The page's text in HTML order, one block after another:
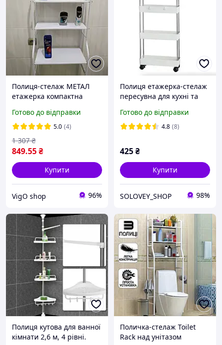
Полиця-стелаж МЕТАЛ
етажерка компактна
машиною Органайзер у
ванну Білий (2115)
Готово до відправки
5.0 (4)
849.55₴
1 307 ₴
Купити
VigO shop 96%
Полиця етажерка-стелаж
пересувна для кухні та
полички |Складна
полиця
Готово до відправки
4.8 (8)
425₴
Купити
SOLOVEY_SHOP 98%
Полиця кутова для ванної
кімнати 2,6 м, 4 рівні.
Поличка-стелаж Toilet
Rack над унітазом